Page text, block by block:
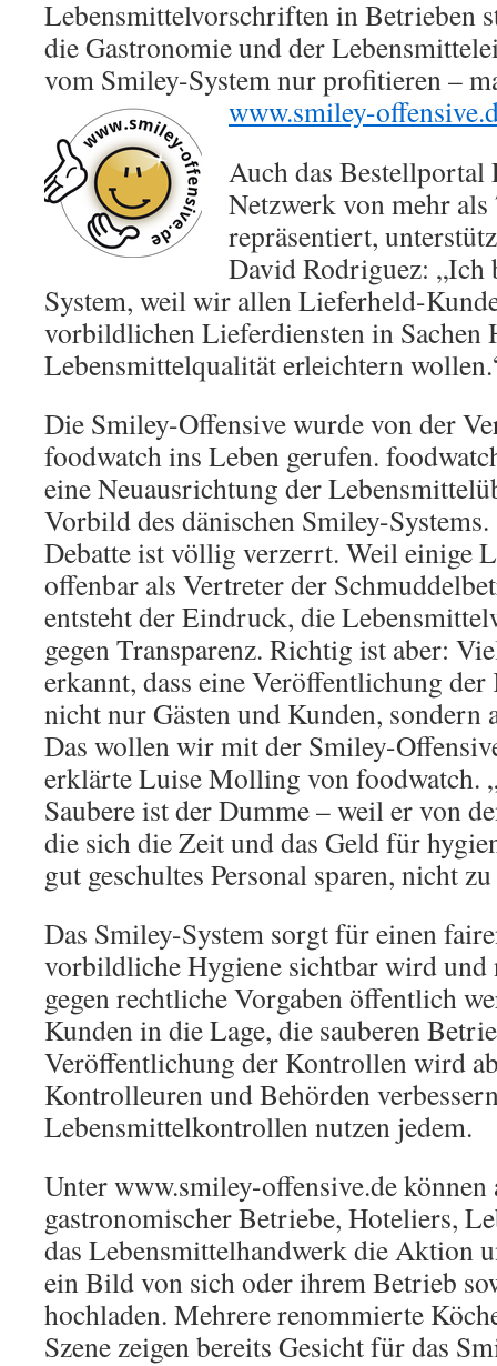
Lebensmittelvorschriften in Betrieben
die Gastronomie und der
vom Smiley-System nur profitieren –
www.smiley-
Auch das Bestellportal
Netzwerk von mehr als
repräsentiert,
David Rodriguez: „Ich
System, weil wir allen Lieferheld-
vorbildlichen Lieferdiensten in Sachen
Lebensmittelqualität erleichtern
Die Smiley-Offensive wurde von der
foodwatch ins Leben gerufen.
eine Neuausrichtung der
Vorbild des dänischen Smiley-
Debatte ist völlig verzerrt. Weil einige
offenbar als Vertreter der
entsteht der Eindruck, die
gegen Transparenz. Richtig ist aber:
erkannt, dass eine Veröffentlichung
nicht nur Gästen und Kunden, sondern
Das wollen wir mit der Smiley-
erklärte Luise Molling von foodwatch.
Saubere ist der Dumme – weil er von
die sich die Zeit und das Geld für
gut geschultes Personal sparen, nicht
Das Smiley-System sorgt für einen
vorbildliche Hygiene sichtbar wird und
gegen rechtliche Vorgaben öffentlich
Kunden in die Lage, die sauberen
Veröffentlichung der Kontrollen wird
Kontrolleuren und Behörden
Lebensmittelkontrollen nutzen jedem.
Unter www.smiley-offensive.de
gastronomischer Betriebe, Hoteliers,
das Lebensmittelhandwerk die Aktion
ein Bild von sich oder ihrem Betrieb
hochladen. Mehrere renommierte
Szene zeigen bereits Gesicht für das